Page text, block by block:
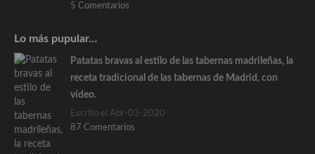
5 Comentarios
Lo más pupular…
Patatas bravas al estilo de las tabernas madrileñas, la
receta tradicional de las tabernas de Madrid, con
vídeo.
Escrito el Abr-03-2020
87 Comentarios